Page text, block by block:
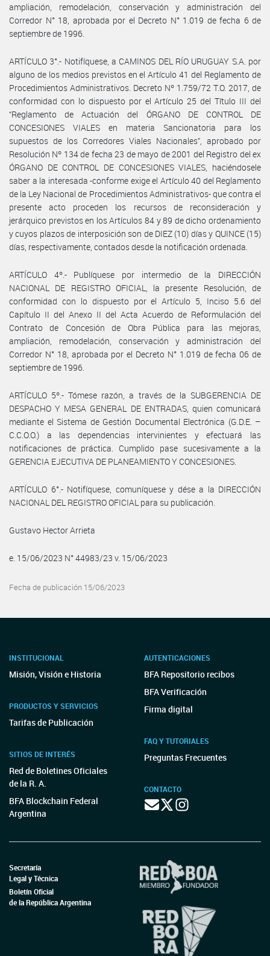
ampliación, remodelación, conservación y administración del
Corredor N° 18, aprobada por el Decreto N° 1.019 de fecha 6 de
septiembre de 1996.
ARTÍCULO 3°.- Notifíquese, a CAMINOS DEL RÍO URUGUAY S.A. por
alguno de los medios previstos en el Artículo 41 del Reglamento de
Procedimientos Administrativos. Decreto Nº 1.759/72 T.O. 2017, de
conformidad con lo dispuesto por el Artículo 25 del Título III del
“Reglamento de Actuación del ÓRGANO DE CONTROL DE
CONCESIONES VIALES en materia Sancionatoria para los
supuestos de los Corredores Viales Nacionales”, aprobado por
Resolución Nº 134 de fecha 23 de mayo de 2001 del Registro del ex
ÓRGANO DE CONTROL DE CONCESIONES VIALES, haciéndosele
saber a la interesada -conforme exige el Artículo 40 del Reglamento
de la Ley Nacional de Procedimientos Administrativos- que contra el
presente acto proceden los recursos de reconsideración y
jerárquico previstos en los Artículos 84 y 89 de dicho ordenamiento
y cuyos plazos de interposición son de DIEZ (10) días y QUINCE (15)
días, respectivamente, contados desde la notificación ordenada.
ARTÍCULO 4º.- Publíquese por intermedio de la DIRECCIÓN
NACIONAL DE REGISTRO OFICIAL, la presente Resolución, de
conformidad con lo dispuesto por el Artículo 5, Inciso 5.6 del
Capítulo II del Anexo II del Acta Acuerdo de Reformulación del
Contrato de Concesión de Obra Pública para las mejoras,
ampliación, remodelación, conservación y administración del
Corredor N° 18, aprobada por el Decreto N° 1.019 de fecha 06 de
septiembre de 1996.
ARTÍCULO 5º.- Tómese razón, a través de la SUBGERENCIA DE
DESPACHO Y MESA GENERAL DE ENTRADAS, quien comunicará
mediante el Sistema de Gestión Documental Electrónica (G.D.E. –
C.C.O.O.) a las dependencias intervinientes y efectuará las
notificaciones de práctica. Cumplido pase sucesivamente a la
GERENCIA EJECUTIVA DE PLANEAMIENTO Y CONCESIONES.
ARTÍCULO 6°.- Notifíquese, comuníquese y dése a la DIRECCIÓN
NACIONAL DEL REGISTRO OFICIAL para su publicación.
Gustavo Hector Arrieta
e. 15/06/2023 N° 44983/23 v. 15/06/2023
Fecha de publicación 15/06/2023
INSTITUCIONAL
Misión, Visión e Historia
PRODUCTOS Y SERVICIOS
Tarifas de Publicación
SITIOS DE INTERÉS
Red de Boletines Oficiales
de la R. A.
BFA Blockchain Federal
Argentina
AUTENTICACIONES
BFA Repositorio recibos
BFA Verificación
Firma digital
FAQ Y TUTORIALES
Preguntas Frecuentes
CONTACTO
Secretaría
Legal y Técnica
Boletín Oficial
de la República Argentina